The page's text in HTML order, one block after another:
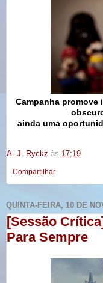
Campanha
ainda uma
A. J. Ryckz às 17:19
Compartilhar
QUINTA-FEIRA, 10 DE
[Sessão
Para Sempre